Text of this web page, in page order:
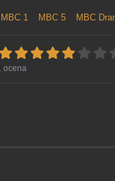
MBC 1 MBC 5 MBC
ocena